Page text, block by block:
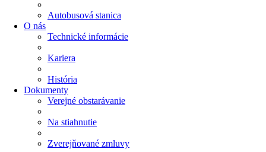
Autobusová stanica
O nás
Technické informácie
Kariera
História
Dokumenty
Verejné obstarávanie
Na stiahnutie
Zverejňované zmluvy